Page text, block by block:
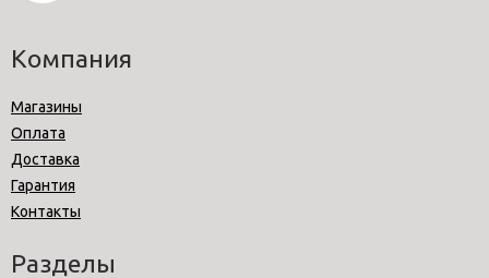
Компания
Магазины
Оплата
Доставка
Гарантия
Контакты
Разделы